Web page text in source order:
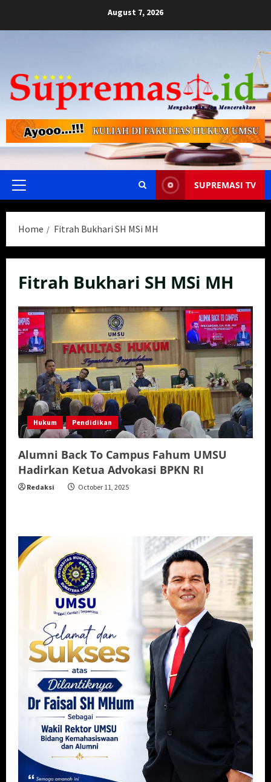
August 7, 2026
Primary
SUPREMASI TV
Home Fitrah Bukhari SH MSi MH
Fitrah Bukhari SH MSi MH
Hukum Pendidikan
Alumni Back To Campus Fahum UMSU
Hadirkan Ketua Advokasi BPKN RI
Redaksi October 11, 2025